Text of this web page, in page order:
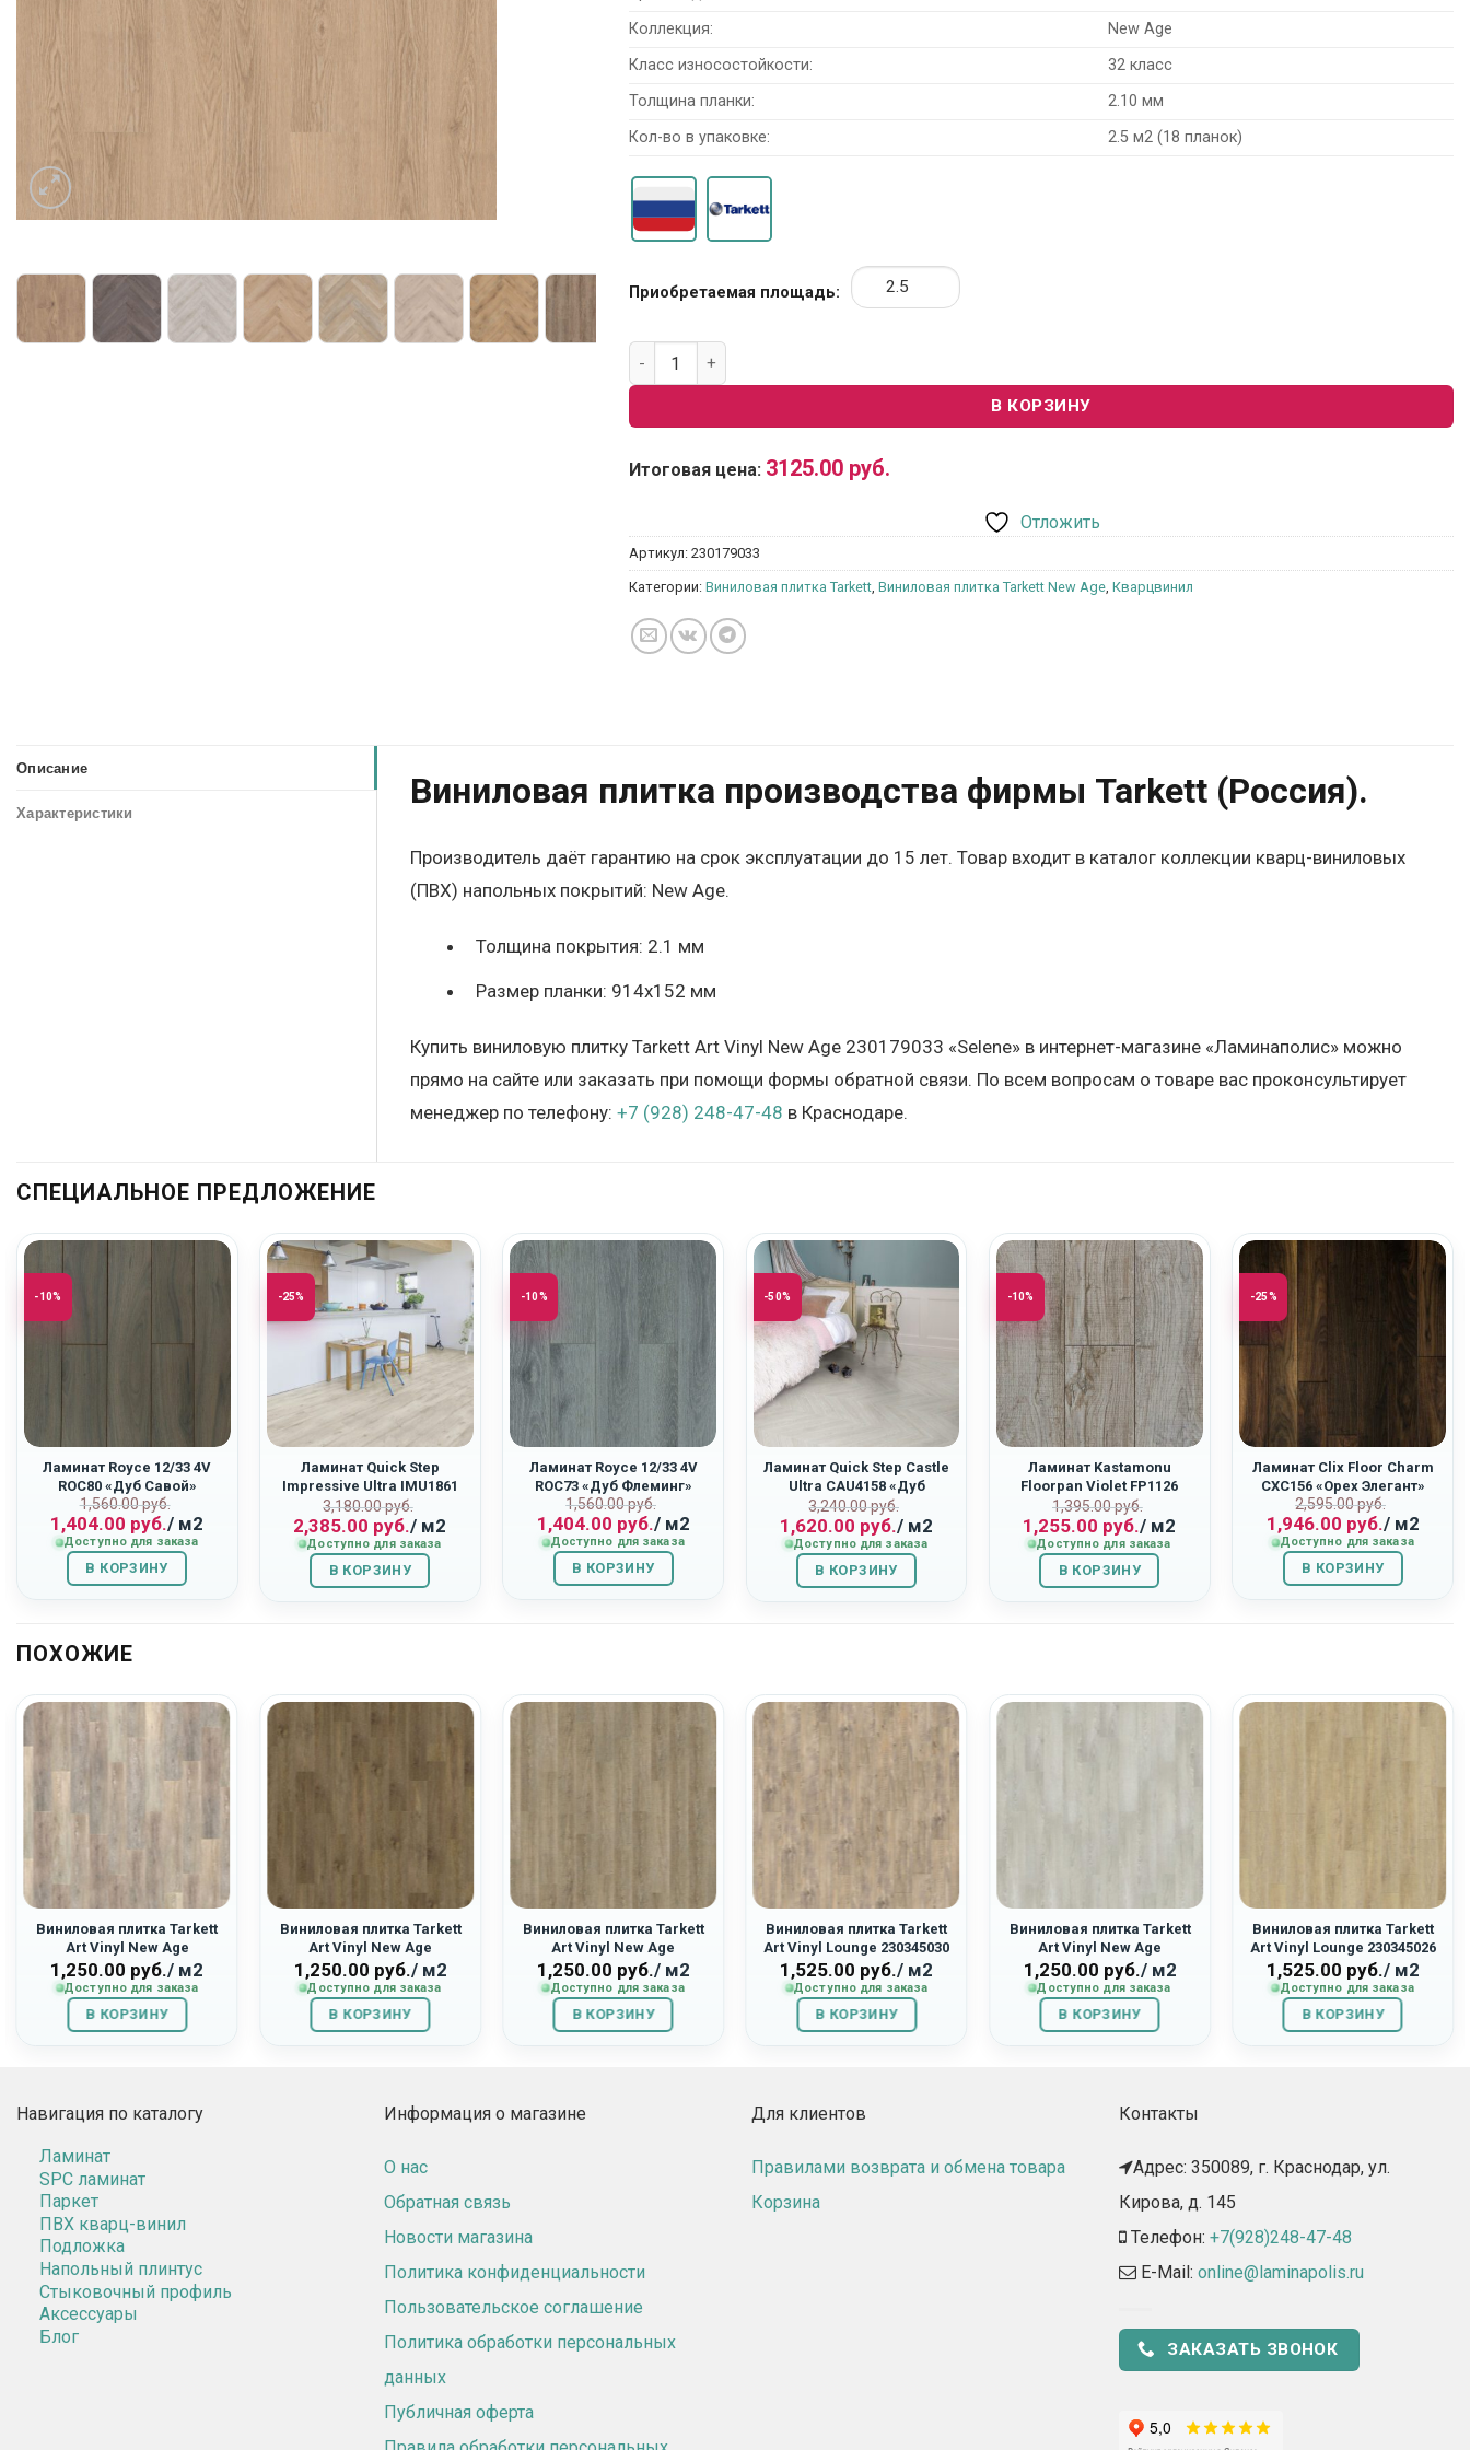
Коллекция:
New Age
Класс износостойкости:
32 класс
Толщина планки:
2.10 мм
Кол-во в упаковке:
2.5 м2 (18 планок)
Приобретаемая площадь:
Количество товара Виниловая плитка Tarkett Art Vinyl New Age 230179033 «Selene»
В КОРЗИНУ
Итоговая цена: 3125.00 руб.
Отложить
Артикул: 230179033
Категории: Виниловая плитка Tarkett Виниловая плитка Tarkett New Age Кварцвинил
Описание
Характеристики
Виниловая плитка производства фирмы Tarkett (Россия).
Производитель даёт гарантию на срок эксплуатации до 15 лет. Товар входит в каталог коллекции кварц-виниловых
(ПВХ) напольных покрытий: New Age.
Толщина покрытия: 2.1 мм
Размер планки: 914х152 мм
Купить виниловую плитку Tarkett Art Vinyl New Age 230179033 «Selene» в интернет-магазине «Ламинаполис» можно
прямо на сайте или заказать при помощи формы обратной связи. По всем вопросам о товаре вас проконсультирует
менеджер по телефону: +7 (928) 248-47-48 в Краснодаре.
СПЕЦИАЛЬНОЕ ПРЕДЛОЖЕНИЕ
-10%
Ламинат Royce 12/33 4V
ROC80 «Дуб Савой»
1,560.00руб.
Первоначальная
цена
составляла
1,560.00
руб..
1,404.00 руб.
Текущая
цена:
1,404.00
руб..
/ м2
Доступно для заказа
В КОРЗИНУ
-25%
Ламинат Quick Step
Impressive Ultra IMU1861
«Светло-Серый Бетон»
3,180.00руб.
Первоначальная
цена
составляла
3,180.00
руб..
2,385.00 руб.
Текущая
цена:
2,385.00
руб..
/ м2
Доступно для заказа
В КОРЗИНУ
-10%
Ламинат Royce 12/33 4V
ROC73 «Дуб Флеминг»
1,560.00руб.
Первоначальная
цена
составляла
1,560.00
руб..
1,404.00 руб.
Текущая
цена:
1,404.00
руб..
/ м2
Доступно для заказа
В КОРЗИНУ
-50%
Ламинат Quick Step Castle
Ultra CAU4158 «Дуб
Светло-Серый Патина»
3,240.00руб.
Первоначальная
цена
составляла
3,240.00
руб..
1,620.00 руб.
Текущая
цена:
1,620.00
руб..
/ м2
Доступно для заказа
В КОРЗИНУ
-10%
Ламинат Kastamonu
Floorpan Violet FP1126
“Дуб Орион”
1,395.00руб.
Первоначальная
цена
составляла
1,395.00
руб..
1,255.00 руб.
Текущая
цена:
1,255.00
руб..
/ м2
Доступно для заказа
В КОРЗИНУ
-25%
Ламинат Clix Floor Charm
CXC156 «Орех Элегант»
2,595.00руб.
цена
составляла
2,595.00
руб..
1,946.00 руб.
Текущая
цена:
1,946.00
руб..
/ м2
Доступно для заказа
В КОРЗИНУ
ПОХОЖИЕ
Виниловая плитка Tarkett
Art Vinyl New Age
230179015 «Ambient»
1,250.00 руб./ м2
Доступно для заказа
В КОРЗИНУ
Виниловая плитка Tarkett
Art Vinyl New Age
230179008 «Orto»
1,250.00 руб./ м2
Доступно для заказа
В КОРЗИНУ
Виниловая плитка Tarkett
Art Vinyl New Age
230179003 «Enigma»
1,250.00 руб./ м2
Доступно для заказа
В КОРЗИНУ
Виниловая плитка Tarkett
Art Vinyl Lounge 230345030
«Woody»
1,525.00 руб./ м2
Доступно для заказа
В КОРЗИНУ
Виниловая плитка Tarkett
Art Vinyl New Age
230179013 «Volo»
1,250.00 руб./ м2
Доступно для заказа
В КОРЗИНУ
Виниловая плитка Tarkett
Art Vinyl Lounge 230345026
«Relax»
1,525.00 руб./ м2
Доступно для заказа
В КОРЗИНУ
Навигация по каталогу
Ламинат
SPC ламинат
Паркет
ПВХ кварц-винил
Подложка
Напольный плинтус
Стыковочный профиль
Аксессуары
Блог
Информация о магазине
О нас
Обратная связь
Новости магазина
Политика конфиденциальности
Пользовательское соглашение
Политика обработки персональных
данных
Публичная оферта
Для клиентов
Правилами возврата и обмена товара
Корзина
Контакты
Адрес: 350089, г. Краснодар, ул.
Кирова, д. 145​
Телефон: +7(928)248-47-48
E-Mail: online@laminapolis.ru
ЗАКАЗАТЬ ЗВОНОК